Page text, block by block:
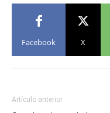
Facebook X
Artículo anterior